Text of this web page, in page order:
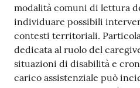
modalità comuni di lettura
individuare possibili
contesti territoriali.
dedicata al ruolo del
situazioni di disabilità e
carico assistenziale può